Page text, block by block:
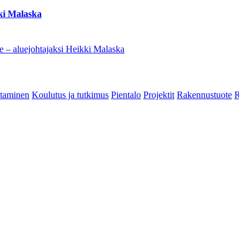
Malaska
– aluejohtajaksi Heikki Malaska
Koulutus ja tutkimus Pientalo Projektit Rakennustuote